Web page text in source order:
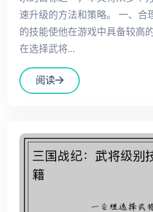
速升级的方法和策略。 一、合
的技能使他在游戏中具备较高
在选择武将...
阅读